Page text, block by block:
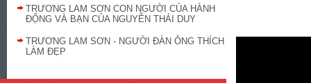
TRƯƠNG LAM SƠN CON NGƯỜI CỦA HÀNH
ĐỘNG VÀ BẠN CỦA NGUYỄN THÁI DUY
TRƯƠNG LAM SƠN - NGƯỜI ĐÀN ÔNG THÍCH
LÀM ĐẸP